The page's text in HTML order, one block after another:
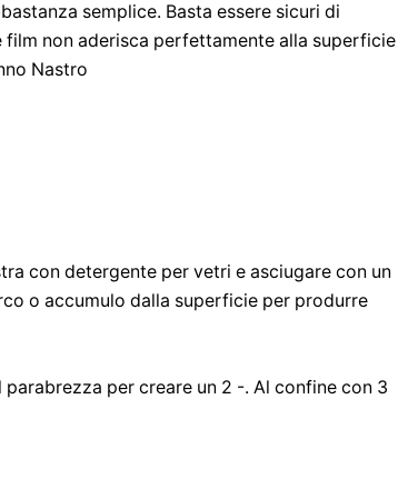
semplice. Basta essere sicuri di
non aderisca perfettamente alla superficie
Nastro
con detergente per vetri e asciugare con un
o accumulo dalla superficie per produrre
per creare un 2 -. Al confine con 3